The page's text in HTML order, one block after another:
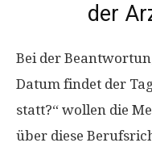
der
Bei der
Datum findet der
statt?“ wollen die
über diese